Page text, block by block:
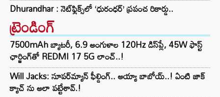
Dhurandhar : నెట్‌ఫ్లిక్స్‌లో ‘ధురంధర్’ ప్రపంచ రికార్డు..
ట్రెండింగ్‌
7500mAh బ్యాటరీ, 6.9 అంగుళాల 120Hz డిస్‌ప్లే, 45W ఫాస్ట్
ఛార్జింగ్‌తో REDMI 17 5G లాంచ్..!
Will Jacks: సూపర్‌మ్యాన్ ఫీల్డింగ్.. అయ్యా బాబోయ్..! ఏంటి జాక్
క్యాచ్ ను అలా పట్టేశావ్.!